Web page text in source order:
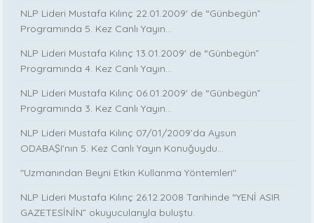
NLP Lideri Mustafa Kılınç 22.01.2009' de “Günbegün”
Programında 5. Kez Canlı Yayın...
NLP Lideri Mustafa Kılınç 13.01.2009' de “Günbegün”
Programında 4. Kez Canlı Yayın...
NLP Lideri Mustafa Kılınç 06.01.2009' de “Günbegün”
Programında 3. Kez Canlı Yayın...
NLP Lideri Mustafa Kılınç 07/01/2009’da Aysun
ODABAŞI'nın 5. Kez Canlı Yayın Konuğuydu...
"Uzmanından Beyni Etkin Kullanma Yöntemleri"
NLP Lideri Mustafa Kılınç 26.12.2008 Tarihinde “YENİ ASIR
GAZETESİNİN” okuyucularıyla buluştu.